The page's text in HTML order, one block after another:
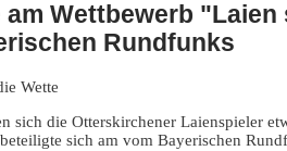
am Wettbewerb
Rundfunks
sich die Otterskirchener Laienspieler
sich am vom Bayerischen